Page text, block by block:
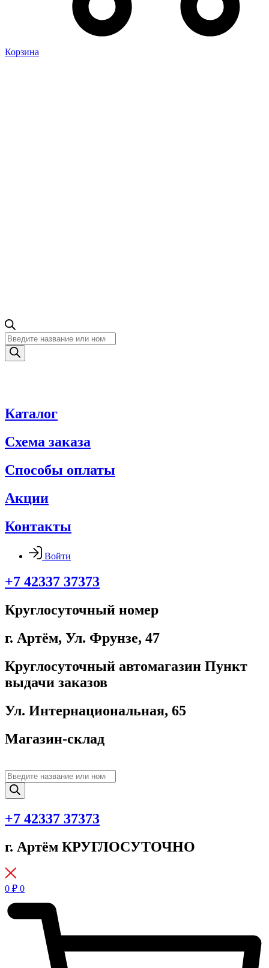
Корзина
Поиск
товаров
Каталог
Схема заказа
Способы оплаты
Акции
Контакты
Войти
+7 42337 37373
Круглосуточный номер
г. Артём, ​Ул. Фрунзе, 47
Круглосуточный автомагазин Пункт
выдачи заказов
Ул. Интернациональная, 65
Магазин-склад
Поиск
товаров
+7 42337 37373
г. Артём КРУГЛОСУТОЧНО
0 ₽ 0